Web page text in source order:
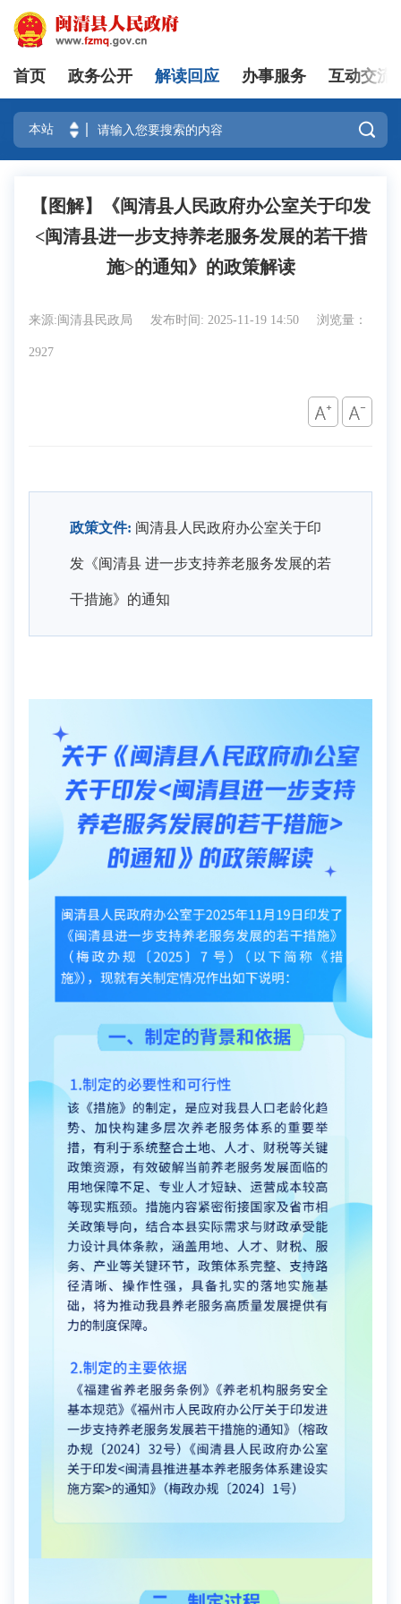
登录
首页 政务公开 解读回应 办事服务 互动交流

【图解】《闽清县人民政府办公室关于印发
<闽清县进一步支持养老服务发展的若干措
施>的通知》的政策解读
来源:闽清县民政局 发布时间: 2025-11-19 14:50 浏览量：
2927
政策文件: 闽清县人民政府办公室关于印
发《闽清县 进一步支持养老服务发展的若
干措施》的通知